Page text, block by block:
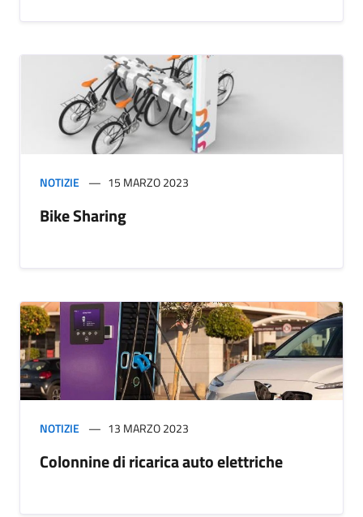
NOTIZIE 15 MARZO 2023
Bike Sharing
NOTIZIE 13 MARZO 2023
Colonnine di ricarica auto elettriche